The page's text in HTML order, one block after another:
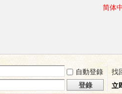
简体
自動登錄
找
登錄
立